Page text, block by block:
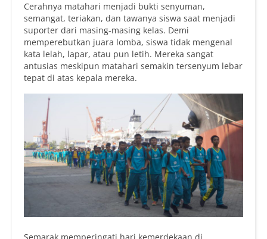
Cerahnya matahari menjadi bukti senyuman,
semangat, teriakan, dan tawanya siswa saat menjadi
suporter dari masing-masing kelas. Demi
memperebutkan juara lomba, siswa tidak mengenal
kata lelah, lapar, atau pun letih. Mereka sangat
antusias meskipun matahari semakin tersenyum lebar
tepat di atas kepala mereka.